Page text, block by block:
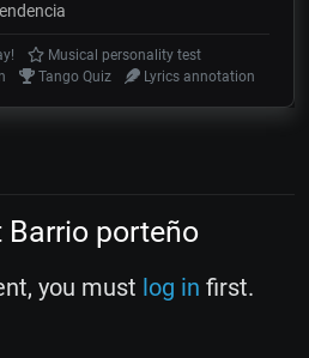
Musical personality test
Tango Quiz Lyrics annotation
Barrio porteño
you must log in first.